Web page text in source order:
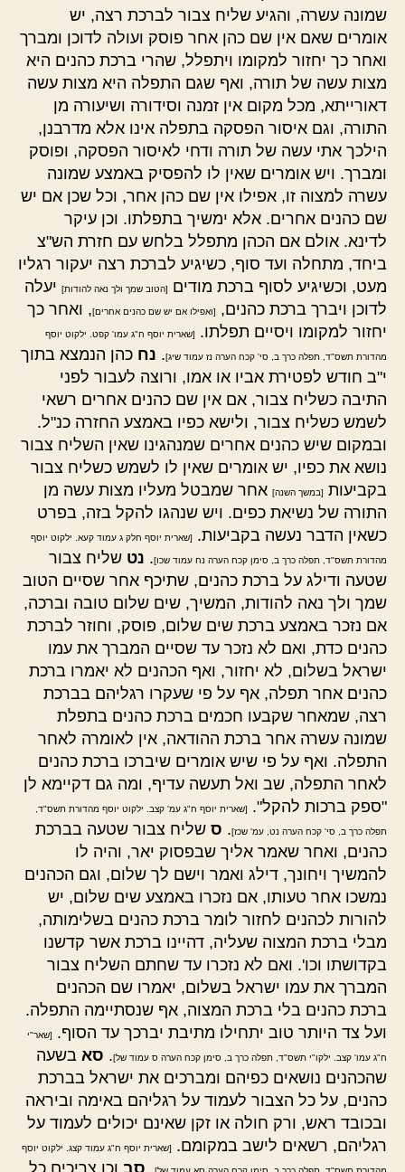
שמונה עשרה, והגיע שליח צבור לברכת רצה, יש
אומרים שאם אין שם כהן אחר פוסק ועולה לדוכן ומברך
ואחר כך יחזור למקומו ויתפלל, שהרי ברכת כהנים היא
מצות עשה של תורה, ואף שגם התפלה היא מצות עשה
דאורייתא, מכל מקום אין זמנה וסידורה ושיעורה מן
התורה, וגם איסור הפסקה בתפלה אינו אלא מדרבנן,
הילכך אתי עשה של תורה ודחי לאיסור הפסקה, ופוסק
ומברך. ויש אומרים שאין לו להפסיק באמצע שמונה
עשרה למצוה זו, אפילו אין שם כהן אחר, וכל שכן אם יש
שם כהנים אחרים. אלא ימשיך בתפלתו. וכן עיקר
לדינא. אולם אם הכהן מתפלל בלחש עם חזרת הש"צ
ביחד, מתחלה ועד סוף, כשיגיע לברכת רצה יעקור רגליו
מעט, וכשיגיע לסוף ברכת מודים
[הטוב שמך ולך נאה להודות] יעלה
לדוכן ויברך ברכת כהנים,
[ואפילו אם יש שם כהנים אחרים], ואחר כך
יחזור למקומו ויסיים תפלתו.
[שארית יוסף ח"ג עמו' קפט. ילקוט יוסף
מהדורת תשס"ד, תפלה כרך ב, סי' קכח הערה נז עמוד שיג]. נח כהן הנמצא בתוך
י"ב חודש לפטירת אביו או אמו, ורוצה לעבור לפני
התיבה כשליח צבור, אם אין שם כהנים אחרים רשאי
לשמש כשליח צבור, ולישא כפיו באמצע החזרה כנ"ל.
ובמקום שיש כהנים אחרים שמנהגינו שאין השליח צבור
נושא את כפיו, יש אומרים שאין לו לשמש כשליח צבור
בקביעות [במשך השנה] אחר שמבטל מעליו מצות עשה מן
התורה של נשיאת כפים. ויש שנהגו להקל בזה, בפרט
כשאין הדבר נעשה בקביעות.
[שארית יוסף חלק ג עמוד קעא. ילקוט יוסף
מהדורת תשס"ד, תפלה כרך ב, סימן קכח הערה נח עמוד שכו]. נט שליח צבור
שטעה ודילג על ברכת כהנים, שתיכף אחר שסיים הטוב
שמך ולך נאה להודות, המשיך, שים שלום טובה וברכה,
אם נזכר באמצע ברכת שים שלום, פוסק, וחוזר לברכת
כהנים כדת, ואם לא נזכר עד שסיים המברך את עמו
ישראל בשלום, לא יחזור, ואף הכהנים לא יאמרו ברכת
כהנים אחר תפלה, אף על פי שעקרו רגליהם בברכת
רצה, שמאחר שקבעו חכמים ברכת כהנים בתפלת
שמונה עשרה אחר ברכת ההודאה, אין לאומרה לאחר
התפלה. ואף על פי שיש אומרים שיברכו ברכת כהנים
לאחר התפלה, שב ואל תעשה עדיף, ומה גם דקיימא לן
"ספק ברכות להקל".
[שארית יוסף ח"ג עמ' קצב. ילקוט יוסף מהדורת תשס"ד,
תפלה כרך ב, סי' קכח הערה נט, עמ' שכז]. ס שליח צבור שטעה בברכת
כהנים, ואחר שאמר אליך שבפסוק יאר, והיה לו
להמשיך ויחונך, דילג ואמר וישם לך שלום, וגם הכהנים
נמשכו אחר טעותו, אם נזכרו באמצע שים שלום, יש
להורות לכהנים לחזור לומר ברכת כהנים בשלימותה,
מבלי ברכת המצוה שעליה, דהיינו ברכת אשר קדשנו
בקדושתו וכו'. ואם לא נזכרו עד שחתם השליח צבור
המברך את עמו ישראל בשלום, יאמרו שם הכהנים
ברכת כהנים בלי ברכת המצוה, אף שנסתיימה התפלה.
ועל צד היותר טוב יתחילו מתיבת יברכך עד הסוף.
[שאר"י
ח"ג עמו' קצב. ילקו"י תשס"ד, תפלה כרך ב, סימן קכח הערה ס עמוד של]. סא בשעה
שהכהנים נושאים כפיהם ומברכים את ישראל בברכת
כהנים, על כל הצבור לעמוד על רגליהם באימה וביראה
ובכובד ראש, ורק חולה או זקן שאינם יכולים לעמוד על
רגליהם, רשאים לישב במקומם.
[שארית יוסף ח"ג עמוד קצג. ילקוט יוסף
סב וכן צריכים כל